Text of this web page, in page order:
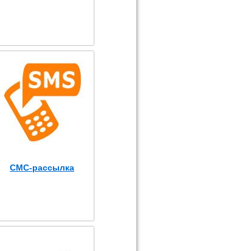
СМС-рассылка